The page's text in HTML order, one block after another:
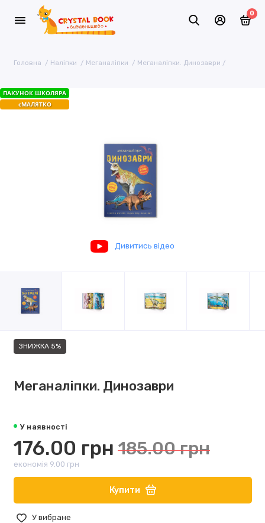
0
Головна Наліпки Меганаліпки Меганаліпки. Динозаври
ПАКУНОК ШКОЛЯРА
єМАЛЯТКО
Дивитись відео
ЗНИЖКА 5%
Меганаліпки. Динозаври
У наявності
176.00 грн 185.00 грн
економія 9.00 грн
Купити
У вибране